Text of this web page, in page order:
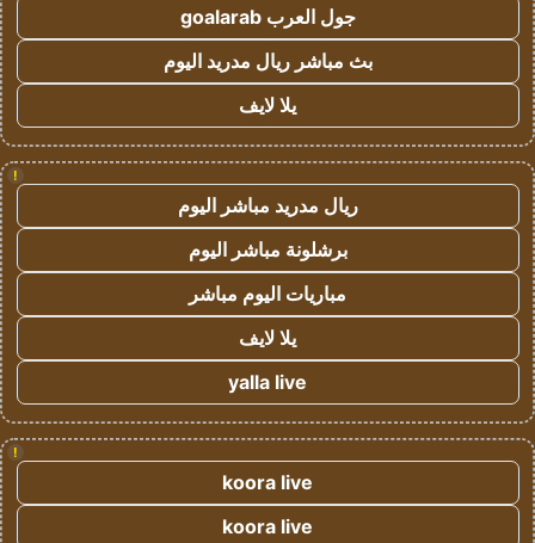
جول العرب goalarab
بث مباشر ريال مدريد اليوم
يلا لايف
!
ريال مدريد مباشر اليوم
برشلونة مباشر اليوم
مباريات اليوم مباشر
يلا لايف
yalla live
!
koora live
koora live